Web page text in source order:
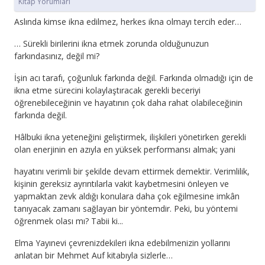
Aslında kimse ikna edilmez, herkes ikna olmayı tercih eder…
… Sürekli birilerini ikna etmek zorunda olduğunuzun
farkındasınız, değil mi?
İşin acı tarafı, çoğunluk farkında değil. Farkında olmadığı için de
ikna etme sürecini kolaylaştıracak gerekli beceriyi
öğrenebileceğinin ve hayatının çok daha rahat olabileceğinin
farkında değil.
Hâlbuki ikna yeteneğini geliştirmek, ilişkileri yönetirken gerekli
olan enerjinin en azıyla en yüksek performansı almak; yani
hayatını verimli bir şekilde devam ettirmek demektir. Verimlilik,
kişinin gereksiz ayrıntılarla vakit kaybetmesini önleyen ve
yapmaktan zevk aldığı konulara daha çok eğilmesine imkân
tanıyacak zamanı sağlayan bir yöntemdir. Peki, bu yöntemi
öğrenmek olası mı? Tabii ki...
Elma Yayınevi çevrenizdekileri ikna edebilmenizin yollarını
anlatan bir Mehmet Auf kitabıyla sizlerle…